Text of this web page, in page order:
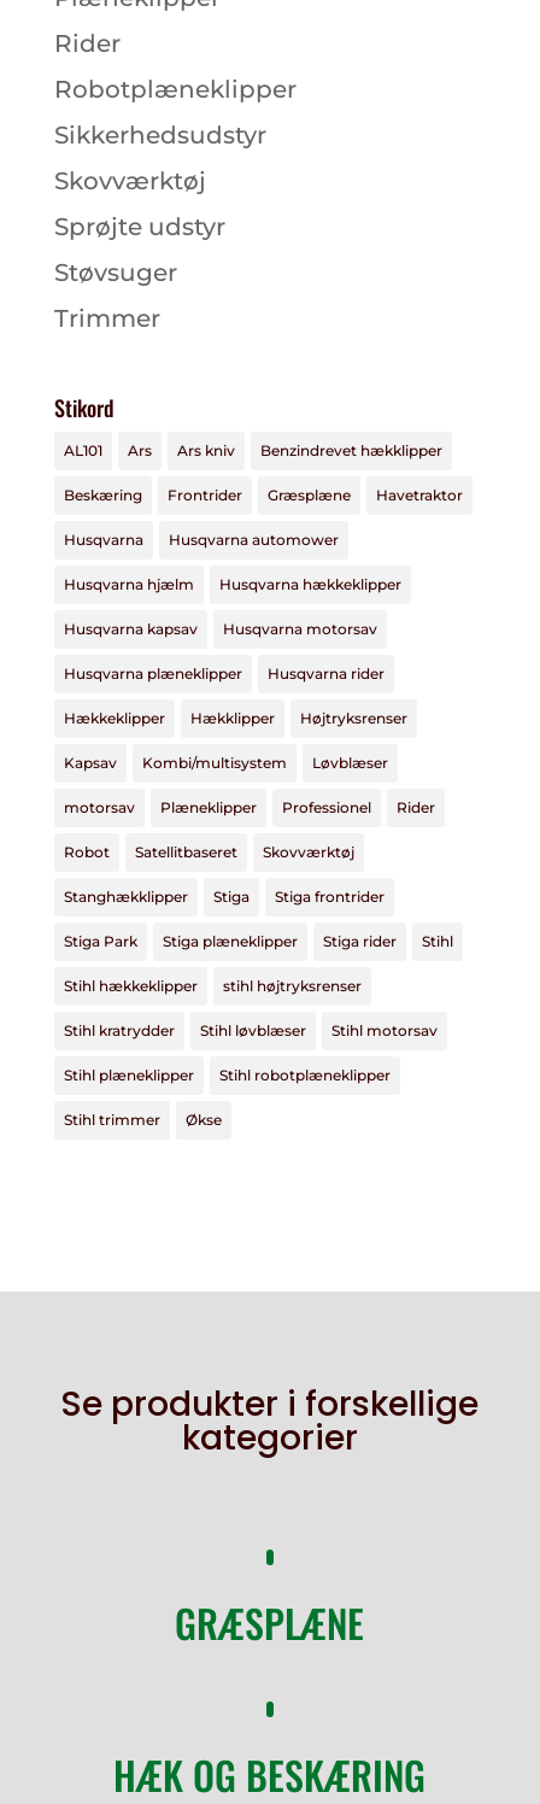
Rider
Robotplæneklipper
Sikkerhedsudstyr
Skovværktøj
Sprøjte udstyr
Støvsuger
Trimmer
Stikord
AL101 Ars Ars kniv Benzindrevet hækklipper
Beskæring Frontrider Græsplæne Havetraktor
Husqvarna Husqvarna automower
Husqvarna hjælm Husqvarna hækkeklipper
Husqvarna kapsav Husqvarna motorsav
Husqvarna plæneklipper Husqvarna rider
Hækkeklipper Hækklipper Højtryksrenser
Kapsav Kombi/multisystem Løvblæser
motorsav Plæneklipper Professionel Rider
Robot Satellitbaseret Skovværktøj
Stanghækklipper Stiga Stiga frontrider
Stiga Park Stiga plæneklipper Stiga rider Stihl
Stihl hækkeklipper stihl højtryksrenser
Stihl kratrydder Stihl løvblæser Stihl motorsav
Stihl plæneklipper Stihl robotplæneklipper
Stihl trimmer Økse
Se produkter i forskellige
kategorier
GRÆSPLÆNE
HÆK OG BESKÆRING